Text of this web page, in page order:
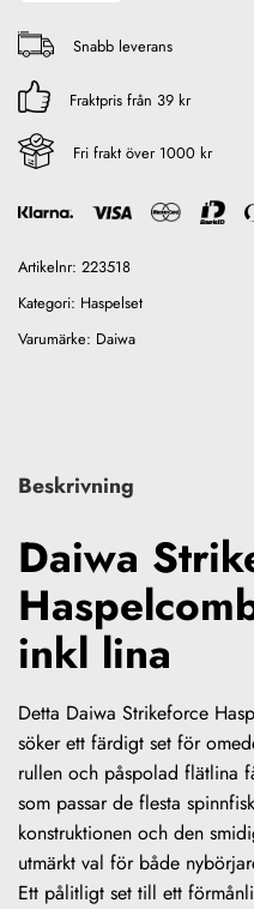
Snabb leverans
Fraktpris från 39 kr
Fri frakt över 1000 kr
Artikelnr: 223518
Kategori: Haspelset
Varumärke: Daiwa
Beskrivning
Daiwa
inkl lina
Detta Daiwa Strikeforce
söker ett färdigt set för
rullen och påspolad flätlina
som passar de flesta
konstruktionen och den
utmärkt val för både
Ett pålitligt set till ett